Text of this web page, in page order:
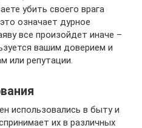
убить своего врага
означает дурное
все произойдет иначе –
вашим доверием и
или репутации.
использовались в быту и
их в различных